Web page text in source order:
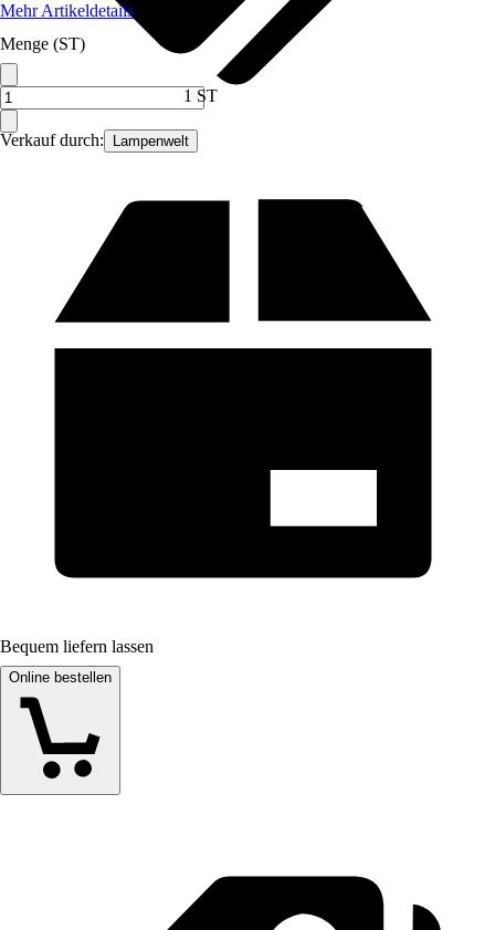
Verkauf durch: Lampenwelt
Mehr Artikeldetails
Menge (ST)
1 ST
Bequem liefern lassen
Online bestellen